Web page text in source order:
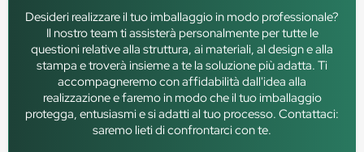
Desideri realizzare il tuo imballaggio in modo professionale?
Il nostro team ti assisterà personalmente per tutte le
questioni relative alla struttura, ai materiali, al design e alla
stampa e troverà insieme a te la soluzione più adatta. Ti
accompagneremo con affidabilità dall'idea alla
realizzazione e faremo in modo che il tuo imballaggio
protegga, entusiasmi e si adatti al tuo processo. Contattaci:
saremo lieti di confrontarci con te.